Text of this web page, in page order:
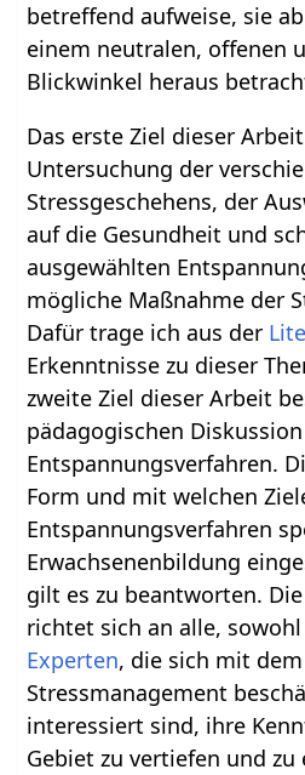
betreffend aufweise, sie
einem neutralen, offenen
Blickwinkel heraus
Das erste Ziel dieser
Untersuchung der
Stressgeschehens, der
auf die Gesundheit und
ausgewählten
mögliche Maßnahme der
Dafür trage ich aus der
Erkenntnisse zu dieser
zweite Ziel dieser Arbeit
pädagogischen
Entspannungsverfahren.
Form und mit welchen
Entspannungsverfahren
Erwachsenenbildung
gilt es zu beantworten.
richtet sich an alle, sowohl
Experten, die sich mit
Stressmanagement
interessiert sind, ihre
Gebiet zu vertiefen und zu